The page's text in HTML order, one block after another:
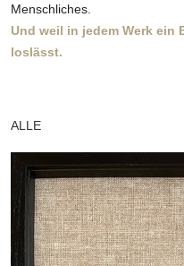
Menschliches.
Und weil in jedem Werk ein
loslässt.
ALLE